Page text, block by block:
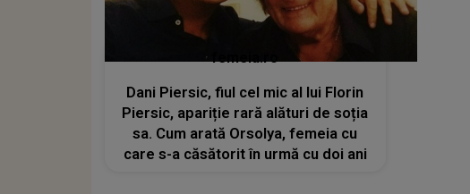
femeia.ro
Dani Piersic, fiul cel mic al lui Florin
Piersic, apariție rară alături de soția
sa. Cum arată Orsolya, femeia cu
care s-a căsătorit în urmă cu doi ani